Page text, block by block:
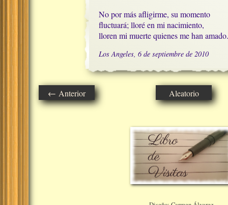
No por más afligirme, su momento
fluctuará; lloré en mi nacimiento,
lloren mi muerte quienes me han amado.
Los Angeles, 6 de septiembre de 2010
← Anterior Aleatorio